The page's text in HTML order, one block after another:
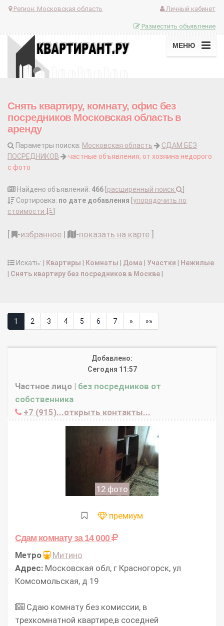
Регион: Московская область Личный кабинет
Разместить объявление
МЕНЮ
Снять квартиру, комнату, офис без
посредников Московская область в
аренду
Параметры поиска: Московская область
СДАМ БЕЗ
ПОСРЕДНИКОВ
частные объявления, от хозяина недорого
с фото
Найдено объявлений: 466 расширенный поиск
Сортировка: по дате добавления упорядочить по
стоимости
-избранное | -показать на карте
Искать: | Квартиры Комнаты Дома Участки
Нежилые
Снять квартиру без посредников в Москве
1 2 3 4 5 6 7 » »»
Добавлено:
Сегодня 11:57
Частное лицо | без посредников от
собственника
+7 (915)...открыть контакты...
12 фото
премиум
Сдам комнатуза 14 000
Метро
Митино
Адрес: Московская обл, г Красногорск, ул
Комсомольская, д 19
Сдаю комнату без комиссии, в
трехкомнатной квартире,в соседней